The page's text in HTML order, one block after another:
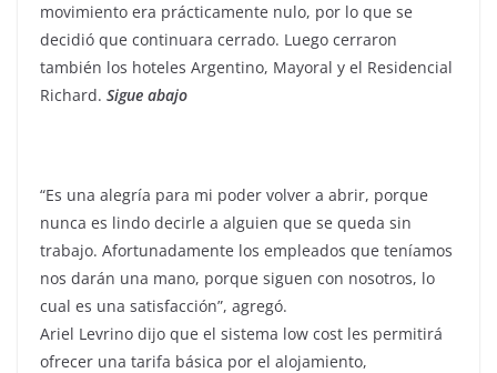
movimiento era prácticamente nulo, por lo que se
decidió que continuara cerrado. Luego cerraron
también los hoteles Argentino, Mayoral y el Residencial
Richard. Sigue abajo
“Es una alegría para mi poder volver a abrir, porque
nunca es lindo decirle a alguien que se queda sin
trabajo. Afortunadamente los empleados que teníamos
nos darán una mano, porque siguen con nosotros, lo
cual es una satisfacción”, agregó.
Ariel Levrino dijo que el sistema low cost les permitirá
ofrecer una tarifa básica por el alojamiento,